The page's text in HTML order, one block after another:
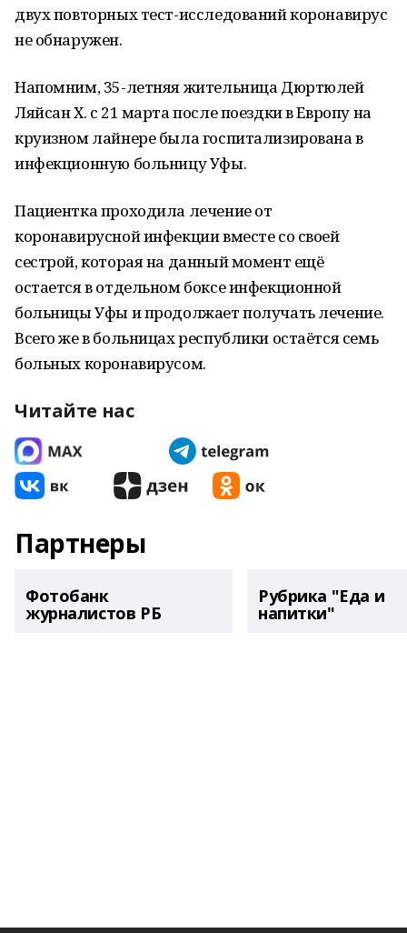
двух повторных тест-исследований коронавирус
не обнаружен.
Напомним, 35-летняя жительница Дюртюлей
Ляйсан Х. с 21 марта после поездки в Европу на
круизном лайнере была госпитализирована в
инфекционную больницу Уфы.
Пациентка проходила лечение от
коронавирусной инфекции вместе со своей
сестрой, которая на данный момент ещё
остается в отдельном боксе инфекционной
больницы Уфы и продолжает получать лечение.
Всего же в больницах республики остаётся семь
больных коронавирусом.
Читайте нас
Партнеры
Фотобанк
журналистов РБ
Рубрика "Еда и
напитки"